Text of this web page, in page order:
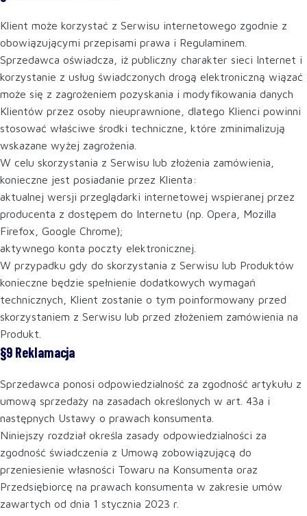
Klient może korzystać z Serwisu internetowego zgodnie z
obowiązującymi przepisami prawa i Regulaminem.
Sprzedawca oświadcza, iż publiczny charakter sieci Internet i
korzystanie z usług świadczonych drogą elektroniczną wiązać
może się z zagrożeniem pozyskania i modyfikowania danych
Klientów przez osoby nieuprawnione, dlatego Klienci powinni
stosować właściwe środki techniczne, które zminimalizują
wskazane wyżej zagrożenia.
W celu skorzystania z Serwisu lub złożenia zamówienia,
konieczne jest posiadanie przez Klienta:
aktualnej wersji przeglądarki internetowej wspieranej przez
producenta z dostępem do Internetu (np. Opera, Mozilla
Firefox, Google Chrome);
aktywnego konta poczty elektronicznej.
W przypadku gdy do skorzystania z Serwisu lub Produktów
konieczne będzie spełnienie dodatkowych wymagań
technicznych, Klient zostanie o tym poinformowany przed
skorzystaniem z Serwisu lub przed złożeniem zamówienia na
Produkt.
§9 Reklamacja
Sprzedawca ponosi odpowiedzialność za zgodność artykułu z
umową sprzedaży na zasadach określonych w art. 43a i
następnych Ustawy o prawach konsumenta.
Niniejszy rozdział określa zasady odpowiedzialności za
zgodność świadczenia z Umową zobowiązującą do
przeniesienie własności Towaru na Konsumenta oraz
Przedsiębiorcę na prawach konsumenta w zakresie umów
zawartych od dnia 1 stycznia 2023 r.